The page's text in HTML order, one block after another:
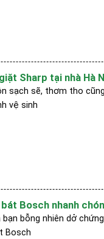
Sharp tại nhà Hà
sạch sẽ, thơm tho
vệ sinh
Bosch nhanh
bỗng nhiên dở
Bosch